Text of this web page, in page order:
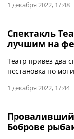
1 декабря 2022, 17:48
Спектакль
лучшим на
Театр привез два
постановка по
1 декабря 2022, 17:44
Боброве